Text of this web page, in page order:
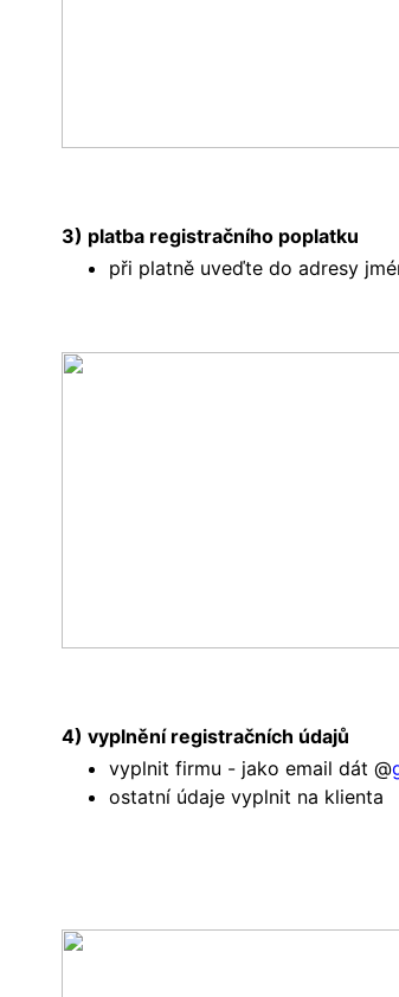
3) platba registračního poplatku
při platně uveďte do adresy
4) vyplnění registračních údajů
vyplnit firmu - jako email dát @
ostatní údaje vyplnit na klienta